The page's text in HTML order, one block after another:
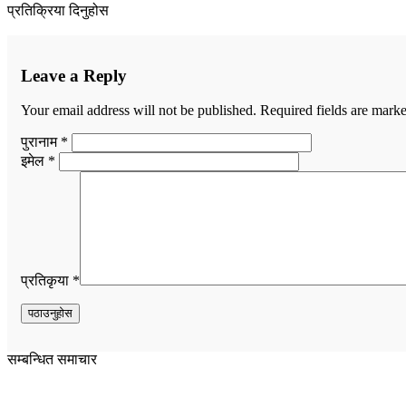
प्रतिक्रिया दिनुहोस
Leave a Reply
Your email address will not be published. Required fields are
पुरानाम *
इमेल *
प्रतिकृया *
सम्बन्धित समाचार